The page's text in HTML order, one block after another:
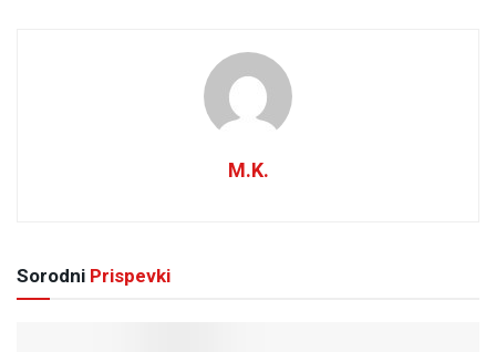
M.K.
Sorodni Prispevki